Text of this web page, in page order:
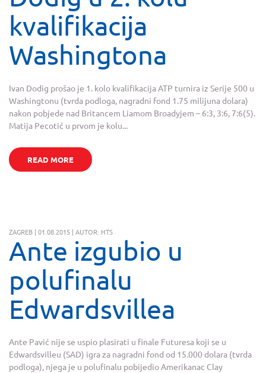
kvalifikacija
Washingtona
Ivan Dodig prošao je 1. kolo kvalifikacija ATP turnira iz Serije 500 u
Washingtonu (tvrda podloga, nagradni fond 1.75 milijuna dolara)
nakon pobjede nad Britancem Liamom Broadyjem – 6:3, 3:6, 7:6(5).
Matija Pecotić u prvom je kolu...
READ MORE
ZAGREB | 01.08.2015 | AUTOR: HTS
Ante izgubio u
polufinalu
Edwardsvillea
Ante Pavić nije se uspio plasirati u finale Futuresa koji se u
Edwardsvilleu (SAD) igra za nagradni fond od 15.000 dolara (tvrda
podloga), njega je u polufinalu pobijedio Amerikanac Clay